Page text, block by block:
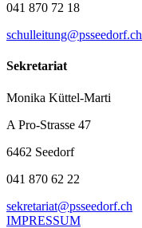
041 870 72 18
schulleitung@psseedorf.ch
Sekretariat
Monika Küttel-Marti
A Pro-Strasse 47
6462 Seedorf
041 870 62 22
sekretariat@psseedorf.ch
IMPRESSUM